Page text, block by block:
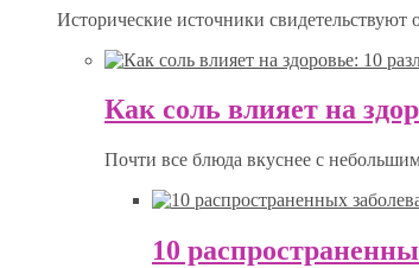
Исторические источники
Как соль влияет на
Почти все блюда вкуснее с
10